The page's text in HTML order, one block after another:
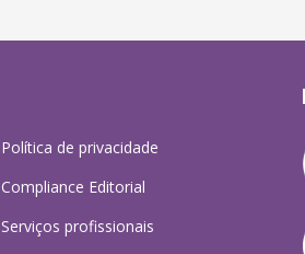
Política de privacidade
Compliance Editorial
Serviços profissionais